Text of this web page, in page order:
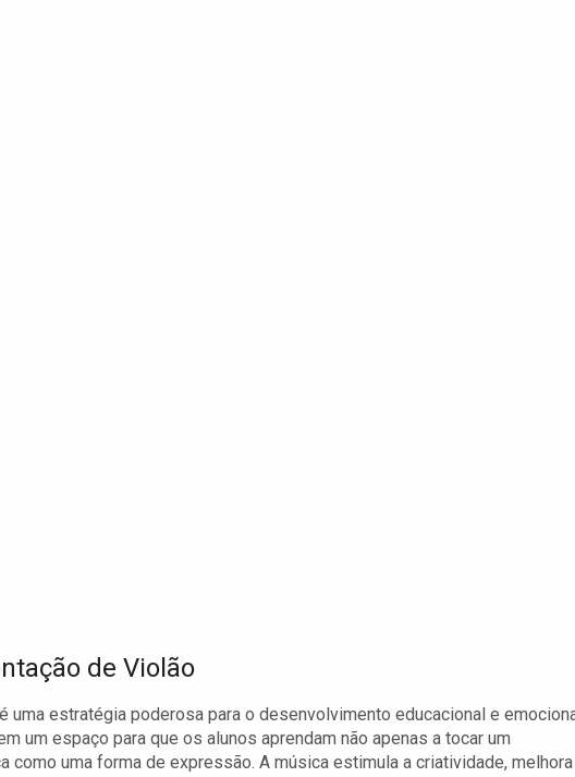
de Violão
estratégia poderosa para o desenvolvimento educacional e
um espaço para que os alunos aprendam não apenas a tocar um
como uma forma de expressão. A música estimula a criatividade,